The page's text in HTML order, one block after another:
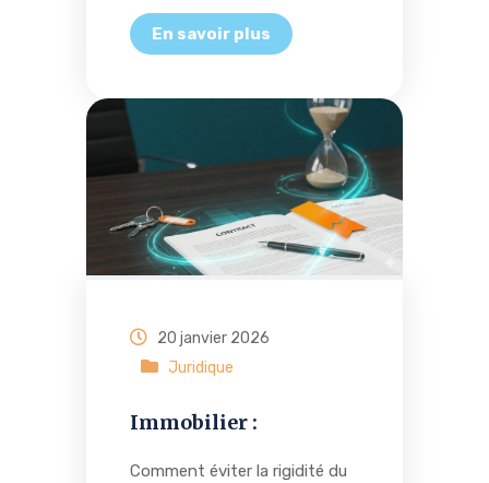
20 janvier 2026
Juridique
Immobilier :
Comment éviter la rigidité du